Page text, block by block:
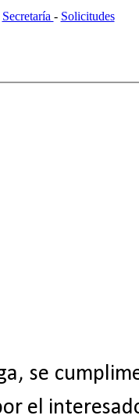
Secretaría - Solicitudes